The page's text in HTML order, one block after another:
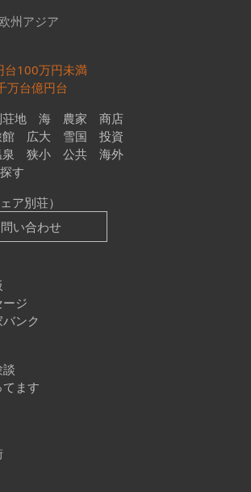
欧州アジア
台100万円未満
万台億円台
荘地 海 農家
商店
広大 雪国
投資
狭小 公共
海外
す
ア別荘）
い合わせ
ジ
ンク
ます